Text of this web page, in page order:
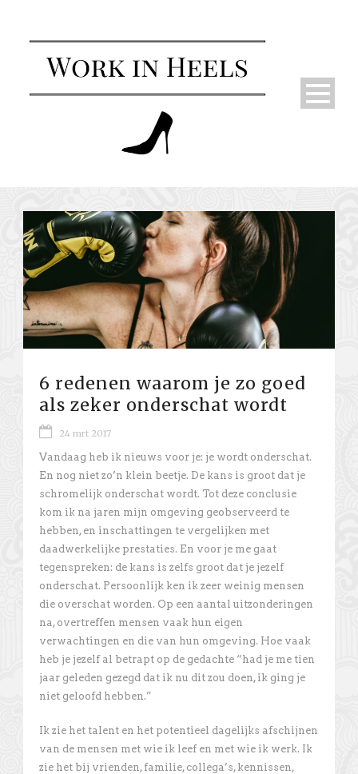
6 redenen waarom je zo goed
als zeker onderschat wordt
24 mrt 2017
Vandaag heb ik nieuws voor je: je wordt onderschat.
En nog niet zo’n klein beetje. De kans is groot dat je
schromelijk onderschat wordt. Tot deze conclusie
kom ik na jaren mijn omgeving geobserveerd te
hebben, en inschattingen te vergelijken met
daadwerkelijke prestaties. En voor je me gaat
tegenspreken: de kans is zelfs groot dat je jezelf
onderschat. Persoonlijk ken ik zeer weinig mensen
die overschat worden. Op een aantal uitzonderingen
na, overtreffen mensen vaak hun eigen
verwachtingen en die van hun omgeving. Hoe vaak
heb je jezelf al betrapt op de gedachte “had je me tien
jaar geleden gezegd dat ik nu dit zou doen, ik ging je
niet geloofd hebben.”
Ik zie het talent en het potentieel dagelijks afschijnen
van de mensen met wie ik leef en met wie ik werk. Ik
zie het bij vrienden, familie, collega’s, kennissen,